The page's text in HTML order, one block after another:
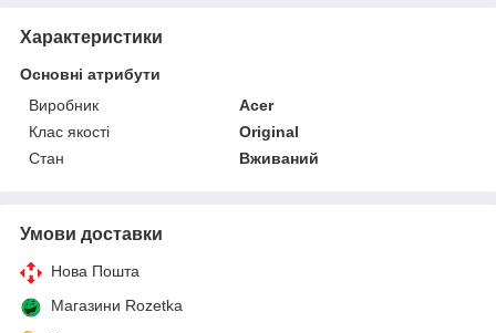
Характеристики
Основні атрибути
Виробник
Acer
Клас якості
Original
Стан
Вживаний
Умови доставки
Нова Пошта
Магазини Rozetka